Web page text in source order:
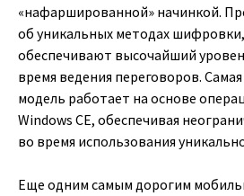
«нафаршированной» начинкой.
об уникальных методах
обеспечивают высочайший
время ведения переговоров.
модель работает на основе
Windows CE, обеспечивая
во время использования
Еще одним самым дорогим